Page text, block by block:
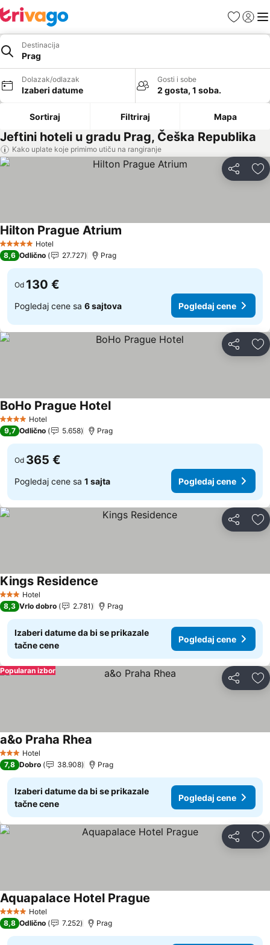
FavoritiPrijavi
Destinacija
Prag
Dolazak/odlazak
Izaberi datume
Gosti i sobe
2 gosta, 1 soba.
Sortiraj Filtriraj Mapa
Jeftini hoteli u gradu Prag, Češka Republika
Kako uplate koje primimo utiču na rangiranje
Deli
5 ZvezdiceHotel
Hilton Prague Atrium
8,6 Odlično 27.727 Prag
Od 130 €
Pogledaj cene sa 6 sajtova Pogledaj cene
Deli
4 ZvezdiceHotel
BoHo Prague HotelPogledaj cene
9,7 Odlično 5.658 Prag
Od 365 €
Pogledaj cene sa 1 sajta Pogledaj cene
Deli
3 Zvezdice
Hotel
Kings Residence
8,3 Vrlo dobro 2.781 Prag
Izaberi datume da bi se prikazale
tačne cene
Pogledaj cene
Deli
Popularan izbor
3 Zvezdice
Hotel
a&o Praha Rhea
7,8 Dobro 38.908 Prag
Izaberi datume da bi se prikazale
tačne cene
Pogledaj cene
Deli
4 ZvezdiceHotel
Aquapalace Hotel Prague
8,8 Odlično 7.252 Prag